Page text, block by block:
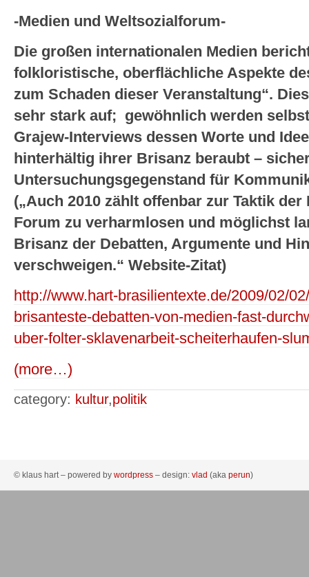
-Medien und Weltsozialforum-
Die großen internationalen Medien
folkloristische, oberflächliche Aspekte
zum Schaden dieser Veranstaltung“.
sehr stark auf; gewöhnlich werden
Grajew-Interviews dessen Worte und
hinterhältig ihrer Brisanz beraubt –
Untersuchungsgegenstand für
(„Auch 2010 zählt offenbar zur Taktik
Forum zu verharmlosen und möglichst
Brisanz der Debatten, Argumente und
verschweigen.“ Website-Zitat)
http://www.hart-brasilientexte.de/2009/02/
brisanteste-debatten-von-medien-fast-
uber-folter-sklavenarbeit-scheiterhaufen-
(more…)
category: kultur,politik
© klaus hart – powered by wordpress – design: vlad (aka perun)